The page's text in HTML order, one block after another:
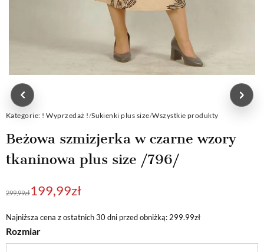
Kategorie: ! Wyprzedaż !/Sukienki plus size/Wszystkie produkty
Beżowa szmizjerka w czarne wzory
tkaninowa plus size /796/
299,99zł
Pierwotna
wynosiła:
299,99zł.
199,99zł
Aktualna
wynosi:
199,99zł.
Najniższa cena z ostatnich 30 dni przed obniżką: 299.99zł
Rozmiar